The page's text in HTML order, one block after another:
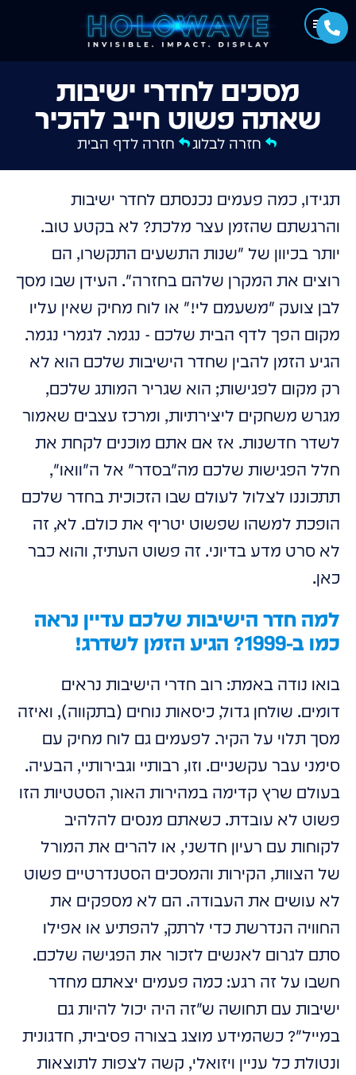
מסכים לחדרי ישיבות
שאתה פשוט חייב להכיר
חזרה לבלוג חזרה לדף הבית
תגידו, כמה פעמים נכנסתם לחדר ישיבות
והרגשתם שהזמן עצר מלכת? לא בקטע טוב.
יותר בכיוון של "שנות התשעים התקשרו, הם
רוצים את המקרן שלהם בחזרה". העידן שבו מסך
לבן צועק "משעמם לי!" או לוח מחיק שאין עליו
מקום הפך לדף הבית שלכם - נגמר. לגמרי נגמר.
הגיע הזמן להבין שחדר הישיבות שלכם הוא לא
רק מקום לפגישות; הוא שגריר המותג שלכם,
מגרש משחקים ליצירתיות, ומרכז עצבים שאמור
לשדר חדשנות. אז אם אתם מוכנים לקחת את
חלל הפגישות שלכם מה"בסדר" אל ה"וואו",
תתכוננו לצלול לעולם שבו הזכוכית בחדר שלכם
הופכת למשהו שפשוט יטריף את כולם. לא, זה
לא סרט מדע בדיוני. זה פשוט העתיד, והוא כבר
כאן.
למה חדר הישיבות שלכם עדיין נראה
כמו ב-1999? הגיע הזמן לשדרג!
בואו נודה באמת: רוב חדרי הישיבות נראים
דומים. שולחן גדול, כיסאות נוחים (בתקווה), ואיזה
מסך תלוי על הקיר. לפעמים גם לוח מחיק עם
סימני עבר עקשניים. וזו, רבותיי וגבירותיי, הבעיה.
בעולם שרץ קדימה במהירות האור, הסטטיות הזו
פשוט לא עובדת. כשאתם מנסים להלהיב
לקוחות עם רעיון חדשני, או להרים את המורל
של הצוות, הקירות והמסכים הסטנדרטיים פשוט
לא עושים את העבודה. הם לא מספקים את
החוויה הנדרשת כדי לרתק, להפתיע או אפילו
סתם לגרום לאנשים לזכור את הפגישה שלכם.
חשבו על זה רגע: כמה פעמים יצאתם מחדר
ישיבות עם תחושה ש"זה היה יכול להיות גם
במייל"? כשהמידע מוצג בצורה פסיבית, חדגונית
ונטולת כל עניין ויזואלי, קשה לצפות לתוצאות